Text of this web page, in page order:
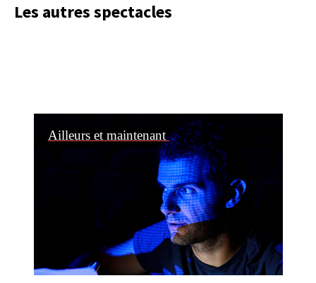
Les autres spectacles
Ailleurs et maintenant